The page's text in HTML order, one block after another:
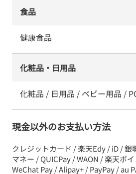
食品
健康食品
化粧品・日用品
化粧品 / 日用品 / ベビー用品 /
現金以外のお支払い方法
クレジットカード / 楽天Edy / iD / 銀
マネー / QUICPay / WAON / 楽天ポ
WeChat Pay / Alipay+ / PayPay / au